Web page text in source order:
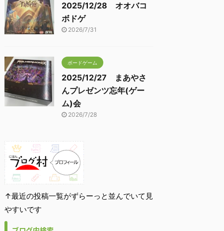
2025/12/28 オオバコ
ボドゲ
2026/7/31
ボードゲーム
2025/12/27 まあやさ
んプレゼンツ忘年(ゲー
ム)会
2026/7/28
↑最近の投稿一覧がずらーっと並んでいて見
やすいです